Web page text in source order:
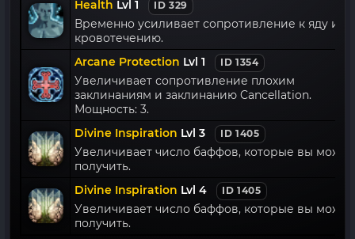
Health Lvl 1 ID 329
Временно усиливает сопротивление к яду и
кровотечению.
Arcane Protection Lvl 1 ID 1354
Увеличивает сопротивление плохим
заклинаниям и заклинанию Cancellation.
Мощность: 3.
Divine Inspiration Lvl 3 ID 1405
Увеличивает число баффов, которые вы
получить.
Divine Inspiration Lvl 4 ID 1405
Увеличивает число баффов, которые вы
получить.